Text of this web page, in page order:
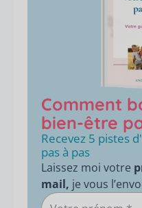
Comment
bien-être
Recevez 5 pistes
pas à pas
Laissez moi votre
mail, je vous
Votre